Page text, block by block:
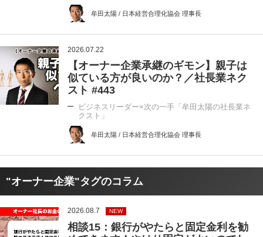
牟田太陽 / 日本経営合理化協会 理事長
2026.07.22
【オーナー企業承継のギモン】親子は
似ている方が良いのか？／社長業ネク
スト #443
ビジネスリーダー×次の一手「牟田太陽の社長業ネ
クスト」
牟田太陽 / 日本経営合理化協会 理事長
"オーナー企業"タグのコラム
2026.08.7 NEW
相談15：銀行がやたらと固定金利を勧